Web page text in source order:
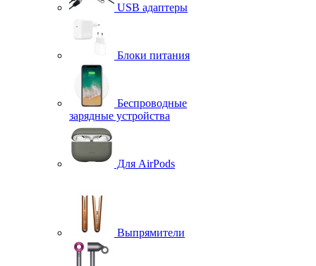
USB адаптеры
Блоки питания
Беспроводные
зарядные устройства
Для AirPods
Выпрямители